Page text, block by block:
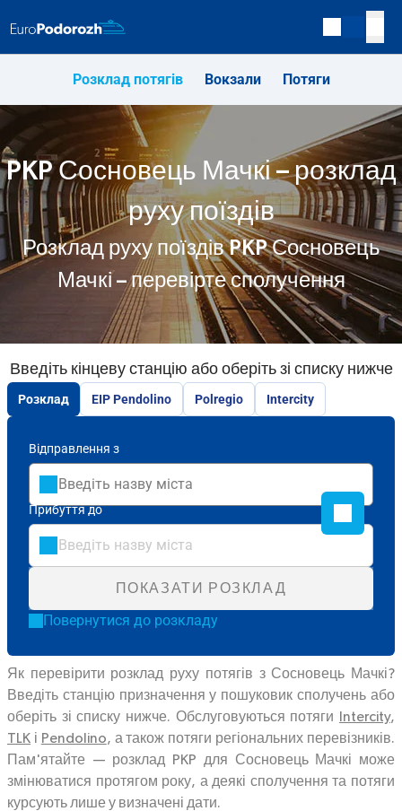
Розклад потягів Вокзали Потяги
PKP Сосновець Мачкі – розклад
руху поїздів
Розклад руху поїздів PKP Сосновець
Мачкі – перевірте сполучення
Введіть кінцеву станцію або оберіть зі списку нижче
Розклад EIP Pendolino Polregio Intercity
Відправлення з
Прибуття до
ПОКАЗАТИ РОЗКЛАД
Повернутися до розкладу
Як перевірити розклад руху потягів з Сосновець Мачкі?
Введіть станцію призначення у пошуковик сполучень або
оберіть зі списку нижче. Обслуговуються потяги
Intercity,
TLK і Pendolino, а також потяги регіональних перевізників.
Пам'ятайте — розклад PKP для Сосновець Мачкі може
змінюватися протягом року, а деякі сполучення та потяги
курсують лише у визначені дати.